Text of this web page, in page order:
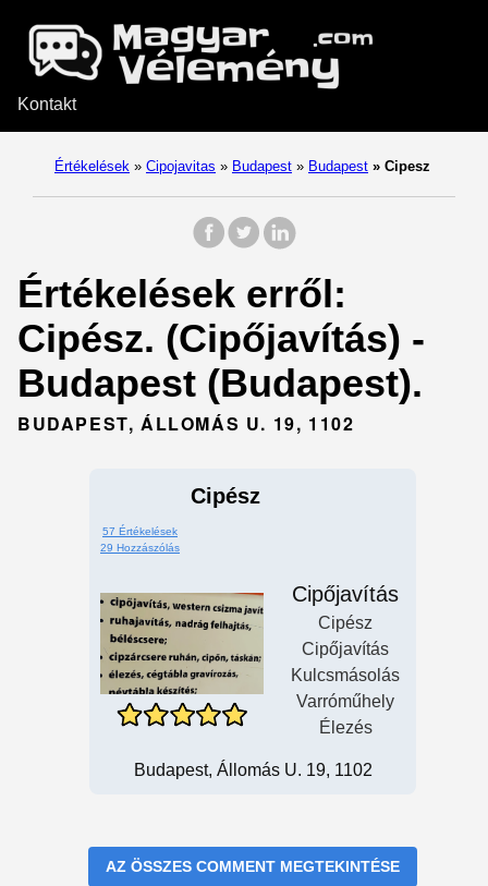
Kontakt
Értékelések » Cipojavitas » Budapest » Budapest » Cipesz
Értékelések erről:
Cipész. (Cipőjavítás) -
Budapest (Budapest).
BUDAPEST, ÁLLOMÁS U. 19, 1102
Cipész
57 Értékelések
29 Hozzászólás
Cipőjavítás
Cipész
Cipőjavítás
Kulcsmásolás
Varróműhely
Élezés
Budapest, Állomás U. 19, 1102
AZ ÖSSZES COMMENT MEGTEKINTÉSE